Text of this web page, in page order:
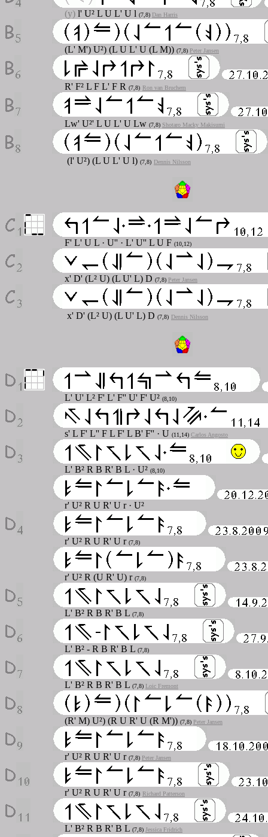
(y) l' U² L U L' U l (7,8) Dan Harris
(L' M') U²) (L U L' U (L M)) (7,8) Peter Jansen
R' F² L F L' F R (7,8) Ron van Bruchem
Lw' U²' L U L' U Lw (7,8) Shotaro Macky Makisumi
(l' U²) (L U L' U l) (7,8) Dennis Nilsson
F' L' U L · U'' · L' U'' L U F (10,12)
x' D' (L² U) (L U' L) D (7,8) Peter Jansen
x' D' (L² U) (L U' L) D (7,8) Dennis Nilsson
L' U' L² F' L' F'' U' F' U² (8,10)
s' L F' L'' F L F' L B' F'' · U (11,14) Carlos Angosto
L' B² R B R' B L · U² (8,10)
r' U² R U R' U r · U²
r' U² R U R' U r (7,8)
r' U² R (U R' U) r (7,8)
L' B² R B R' B L (7,8)
L' B² - R B R' B L (7,8)
L' B² R B R' B L (7,8) Loic Fremont
(R' M) U²) (R U R' U (R M')) (7,8) Peter Jansen
r' U² R U R' U r (7,8) Peter Jansen
r' U² R U R' U r (7,8) Richard Patterson
L' B² R B R' B L (7,8) Jessica Fridrich